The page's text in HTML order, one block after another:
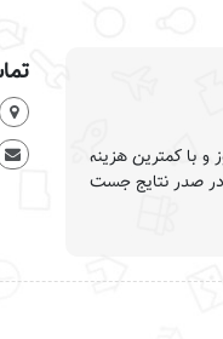
به راحتی و در 24 ساعت از شبانه روز و با کمترین هزینه
در صدر نتایج جست